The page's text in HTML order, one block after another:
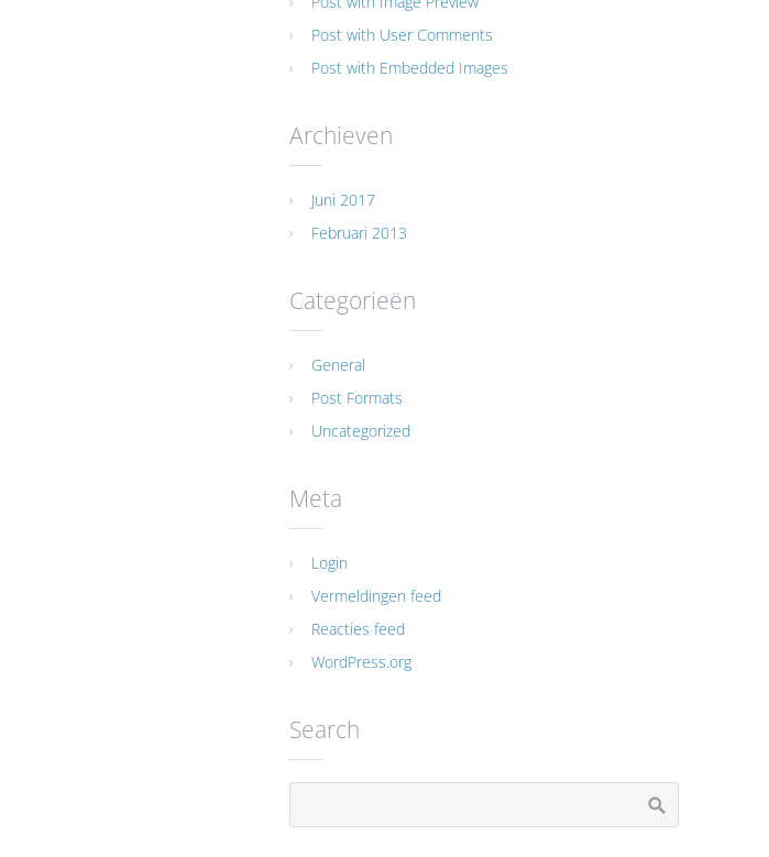
Post with User Comments
Post with Embedded Images
Archieven
Juni 2017
Februari 2013
Categorieën
General
Post Formats
Uncategorized
Meta
Login
Vermeldingen feed
Reacties feed
WordPress.org
Search